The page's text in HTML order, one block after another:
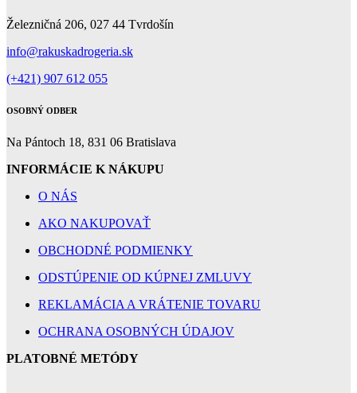
Železničná 206, 027 44 Tvrdošín
info@rakuskadrogeria.sk
(+421) 907 612 055
OSOBNÝ ODBER
Na Pántoch 18, 831 06 Bratislava
INFORMÁCIE K NÁKUPU
O NÁS
AKO NAKUPOVAŤ
OBCHODNÉ PODMIENKY
ODSTÚPENIE OD KÚPNEJ ZMLUVY
REKLAMÁCIA A VRÁTENIE TOVARU
OCHRANA OSOBNÝCH ÚDAJOV
PLATOBNÉ METÓDY